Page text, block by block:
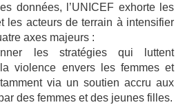
données, l’UNICEF exhorte les
les acteurs de terrain à intensifier
axes majeurs :
les stratégies qui luttent
violence envers les femmes et
via un soutien accru aux
des femmes et des jeunes filles.